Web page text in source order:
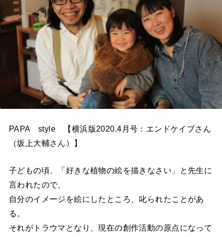
PAPA style 【横浜版2020.4月号：エンドケイプさん
（坂上大輔さん）】
子どもの頃、「好きな植物の絵を描きなさい」と先生に
言われたので、
自分のイメージを絵にしたところ、叱られたことがあ
る。
それがトラウマとなり、現在の創作活動の原点になって